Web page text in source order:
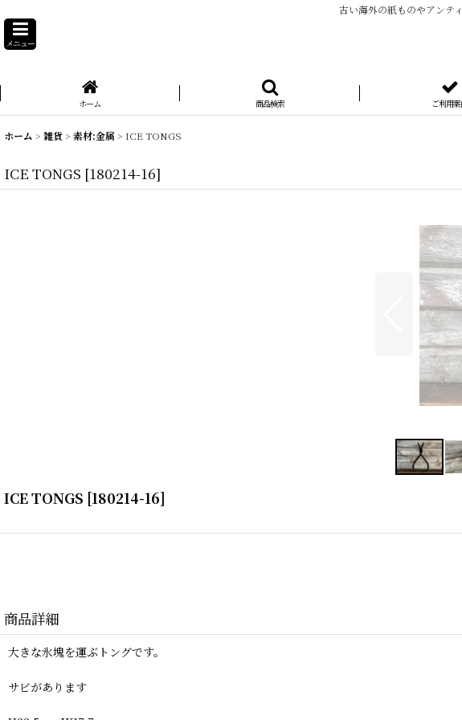
古い海外の紙ものやアンテ
メニュー
ホーム 商品検索 ご利用
ホーム > 雑貨> 素材:金属 > ICE TONGS
ICE TONGS [180214-16]
ICE TONGS [180214-16]
商品詳細
大きな氷塊を運ぶトングです。
サビがあります